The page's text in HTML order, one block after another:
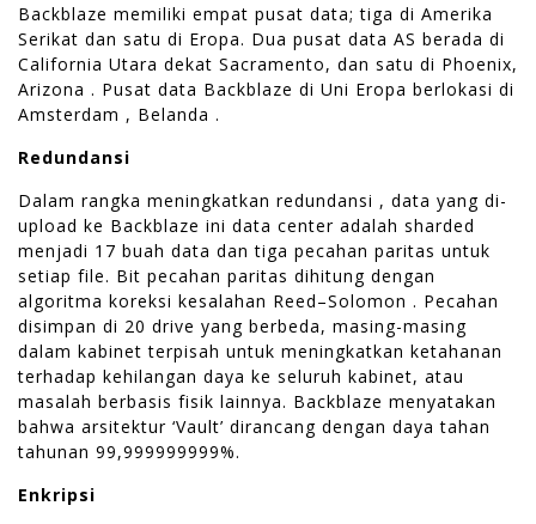
Backblaze memiliki empat pusat data; tiga di Amerika
Serikat dan satu di Eropa. Dua pusat data AS berada di
California Utara dekat Sacramento, dan satu di Phoenix,
Arizona . Pusat data Backblaze di Uni Eropa berlokasi di
Amsterdam , Belanda .
Redundansi
Dalam rangka meningkatkan redundansi , data yang di-
upload ke Backblaze ini data center adalah sharded
menjadi 17 buah data dan tiga pecahan paritas untuk
setiap file. Bit pecahan paritas dihitung dengan
algoritma koreksi kesalahan Reed–Solomon . Pecahan
disimpan di 20 drive yang berbeda, masing-masing
dalam kabinet terpisah untuk meningkatkan ketahanan
terhadap kehilangan daya ke seluruh kabinet, atau
masalah berbasis fisik lainnya. Backblaze menyatakan
bahwa arsitektur ‘Vault’ dirancang dengan daya tahan
tahunan 99,999999999%.
Enkripsi